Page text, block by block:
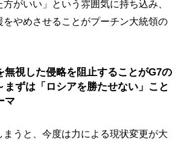
方がいい」という雰囲気に持ち込み、
をやめさせることがプーチン大統領の
無視した侵略を阻止することがG7の
ずは「ロシアを勝たせない」こと
マ
うと、今度は力による現状変更が大